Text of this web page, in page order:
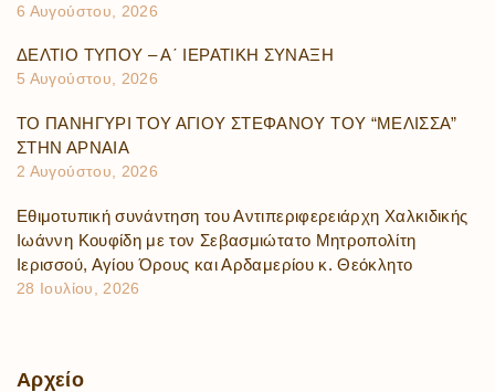
6 Αυγούστου, 2026
ΔΕΛΤΙΟ ΤΥΠΟΥ – Α΄ ΙΕΡΑΤΙΚΗ ΣΥΝΑΞΗ
5 Αυγούστου, 2026
ΤΟ ΠΑΝΗΓΥΡΙ ΤΟΥ ΑΓΙΟΥ ΣΤΕΦΑΝΟΥ ΤΟΥ “ΜΕΛΙΣΣΑ”
ΣΤΗΝ ΑΡΝΑΙΑ
2 Αυγούστου, 2026
Εθιμοτυπική συνάντηση του Αντιπεριφερειάρχη Χαλκιδικής
Ιωάννη Κουφίδη με τον Σεβασμιώτατο Μητροπολίτη
Ιερισσού, Αγίου Όρους και Αρδαμερίου κ. Θεόκλητο
28 Ιουλίου, 2026
Αρχείο